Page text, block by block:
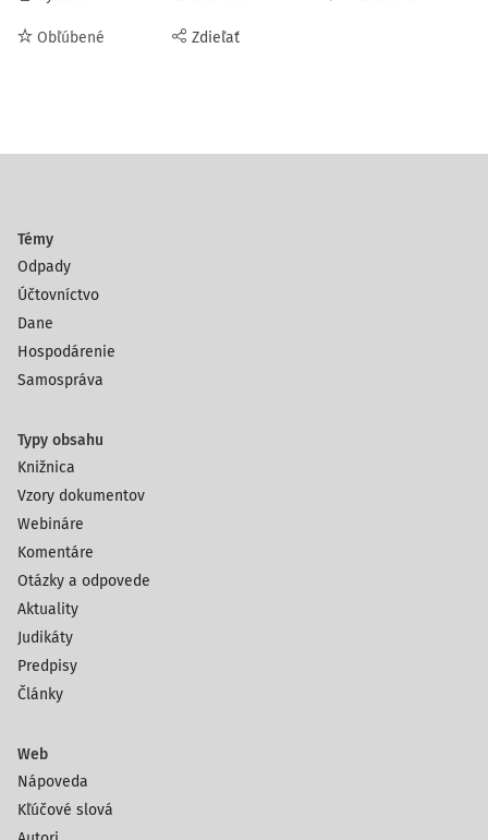
Obľúbené Zdieľať
Témy
Odpady
Účtovníctvo
Dane
Hospodárenie
Samospráva
Typy obsahu
Knižnica
Vzory dokumentov
Webináre
Komentáre
Otázky a odpovede
Aktuality
Judikáty
Predpisy
Články
Web
Nápoveda
Kľúčové slová